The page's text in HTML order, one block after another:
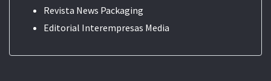
Revista News Packaging
Editorial Interempresas Media